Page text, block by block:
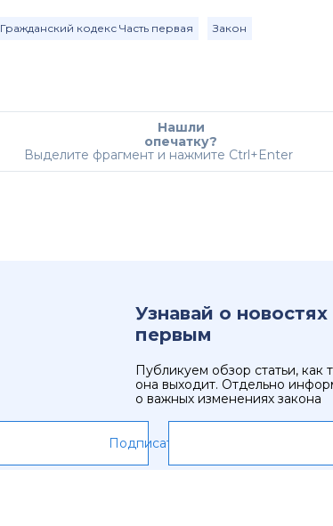
Гражданский кодекс Часть первая Закон
Нашли
опечатку?
Выделите фрагмент и нажмите Ctrl+Enter
Узнавай о новостях
первым
Публикуем обзор статьи, как
она выходит. Отдельно
о важных изменениях закона
Подписаться